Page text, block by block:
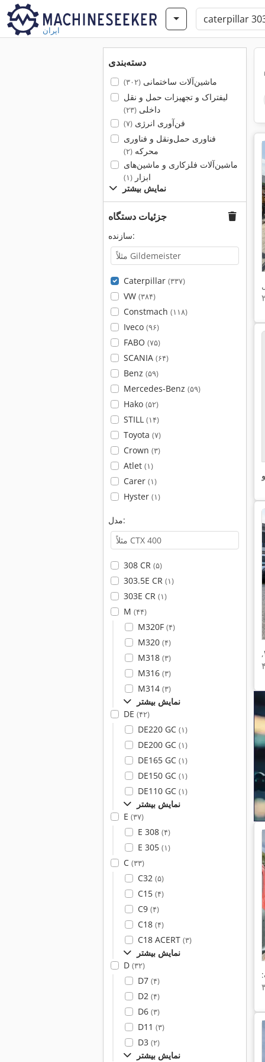
ایران
دسته‌بندی
ماشین‌آلات ساختمانی(۳۰۲)
لیفتراک و تجهیزات حمل و نقل
داخلی(۲۳)
فن‌آوری انرژی(۷)
فناوری حمل‌ونقل و فناوری
محرکه(۲)
ماشین‌آلات فلزکاری و ماشین‌های
ابزار(۱)
نمایش بیشتر
جزئیات دستگاه
سازنده:
Caterpillar (۳۳۷)
VW (۳۸۴)
Constmach (۱۱۸)
Iveco (۹۶)
FABO (۷۵)
SCANIA (۶۴)
Benz (۵۹)
Mercedes-Benz (۵۹)
Hako (۵۲)
STILL (۱۴)
Toyota (۷)
Crown (۳)
Atlet (۱)
Carer (۱)
Hyster (۱)
مدل:
308 CR (۵)
303.5E CR (۱)
303E CR (۱)
M (۴۴)
M320F (۴)
M320 (۴)
M318 (۳)
M316 (۳)
M314 (۳)
نمایش بیشتر
DE (۴۲)
DE220 GC (۱)
DE200 GC (۱)
DE165 GC (۱)
DE150 GC (۱)
DE110 GC (۱)
نمایش بیشتر
E (۳۷)
E 308 (۴)
E 305 (۱)
C (۳۳)
C32 (۵)
C15 (۴)
C9 (۴)
C18 (۴)
C18 ACERT (۳)
نمایش بیشتر
D (۳۲)
D7 (۴)
D2 (۴)
D6 (۳)
D11 (۳)
D3 (۲)
نمایش بیشتر
,